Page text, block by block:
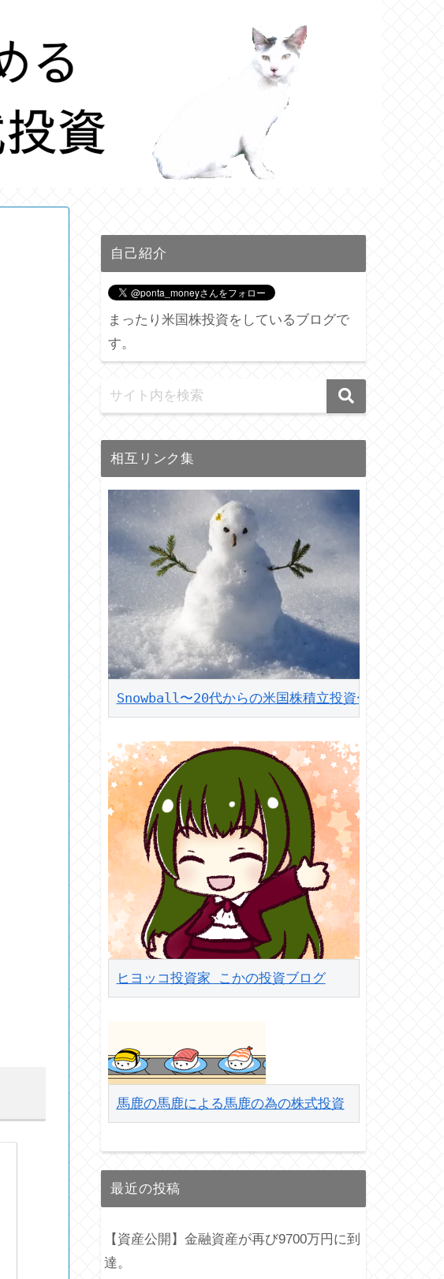
自己紹介
まったり米国株投資をしているブログで
す。
相互リンク集
Snowball〜20代からの米国株積立投資〜
ヒヨッコ投資家 こかの投資ブログ
馬鹿の馬鹿による馬鹿の為の株式投資
最近の投稿
【資産公開】金融資産が再び9700万円に到
達。